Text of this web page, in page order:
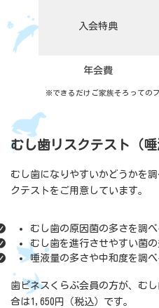
入会特典
年会費
※できるだけご家族そろっての
むし歯リスクテスト（唾
むし歯になりやすいかどうかを
クテストをご用意しています。
むし歯の原因菌の多さを調べ
むし歯を進行させやすい菌
唾液量の多さや中和度を調べ
歯ピネスくらぶ会員の方が、む
合は1,650円（税込）です。